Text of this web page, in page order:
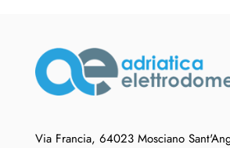
Via Francia, 64023 Mosciano